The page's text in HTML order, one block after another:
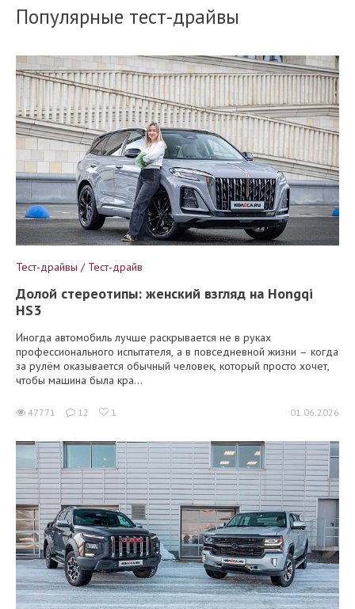
Популярные тест-драйвы
Тест-драйвы / Тест-драйв
Долой стереотипы: женский взгляд на Hongqi
HS3
Иногда автомобиль лучше раскрывается не в руках
профессионального испытателя, а в повседневной жизни – когда
за рулём оказывается обычный человек, который просто хочет,
чтобы машина была кра...
47771 12 1 01.06.2026